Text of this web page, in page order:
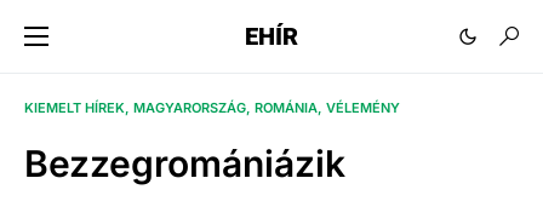
EHÍR
KIEMELT HÍREK MAGYARORSZÁG ROMÁNIA VÉLEMÉNY
Bezzegromániázik